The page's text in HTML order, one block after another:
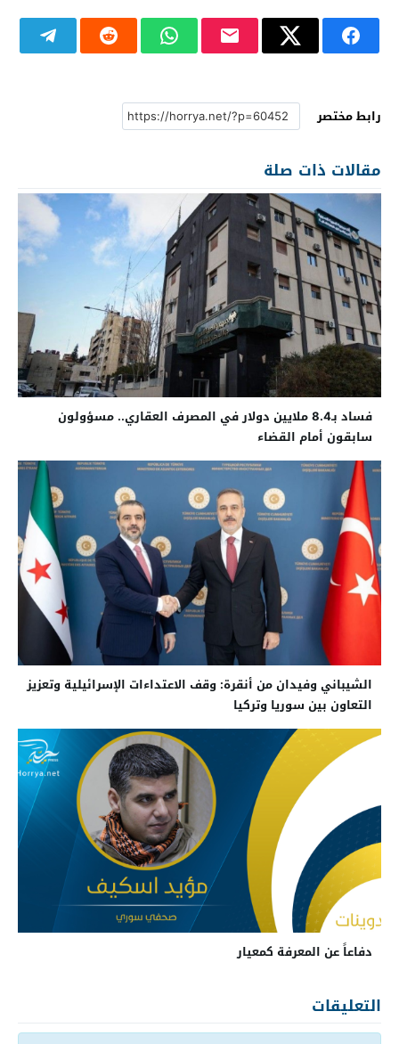
رابط مختصر
مقالات ذات صلة
فساد بـ8.4 ملايين دولار في المصرف العقاري.. مسؤولون
سابقون أمام القضاء
الشيباني وفيدان من أنقرة: وقف الاعتداءات الإسرائيلية وتعزيز
التعاون بين سوريا وتركيا
دفاعاً عن المعرفة كمعيار
التعليقات